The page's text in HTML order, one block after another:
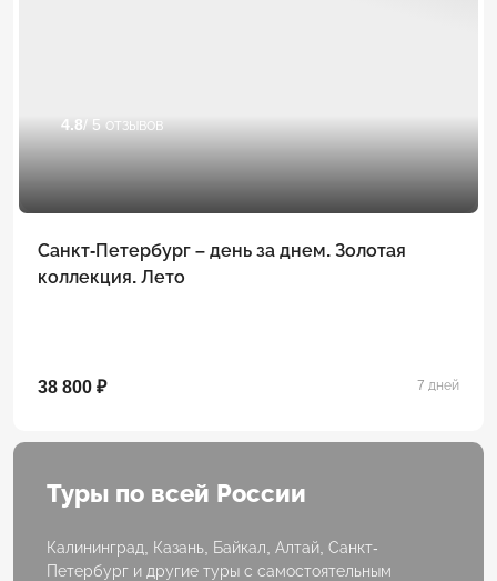
4.8/ 5 отзывов
Санкт-Петербург – день за днем. Золотая
коллекция. Лето
38 800 ₽ 7 дней
Туры по всей России
Калининград, Казань, Байкал, Алтай, Санкт-
Петербург и другие туры с самостоятельным